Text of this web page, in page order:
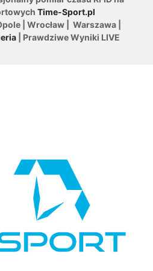
Time-Sport.pl
| Wrocław | Warszawa |
| Prawdziwe Wyniki LIVE